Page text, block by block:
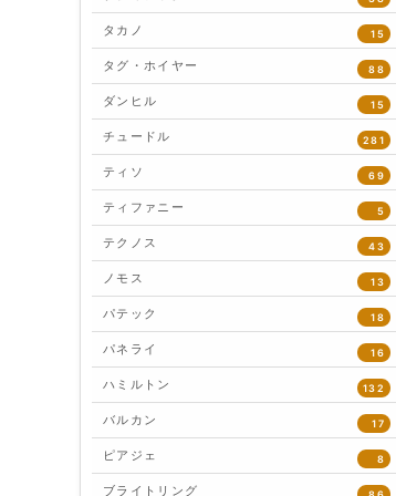
タカノ 15
タグ・ホイヤー 88
ダンヒル 15
チュードル 281
ティソ 69
ティファニー 5
テクノス 43
ノモス 13
パテック 18
パネライ 16
ハミルトン 132
バルカン 17
ピアジェ 8
ブライトリング